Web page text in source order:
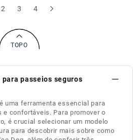
2 3 4
TOPO
passeios seguros
é uma ferramenta essencial para
confortáveis. Para promover o
é crucial selecionar um modelo
para descobrir mais sobre como